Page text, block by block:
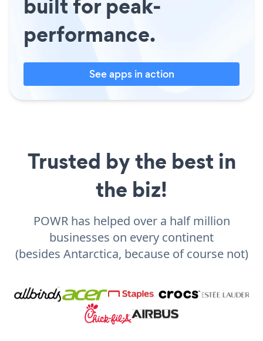
performance.
See apps in action
Trusted by the best in
the biz!
POWR has helped over a half million
businesses on every continent
(besides Antarctica, because of course not)